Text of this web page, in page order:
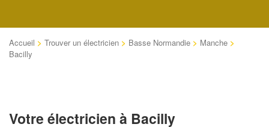
Accueil > Trouver un électricien > Basse Normandie > Manche >
Bacilly
Votre électricien à Bacilly